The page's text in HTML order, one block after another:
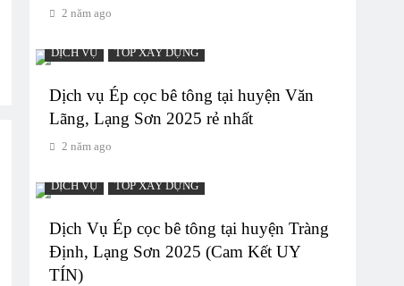
2 năm ago
DỊCH VỤ TOP XÂY DỰNG
Dịch vụ Ép cọc bê tông tại huyện Văn
Lãng, Lạng Sơn 2025 rẻ nhất
2 năm ago
DỊCH VỤ TOP XÂY DỰNG
Dịch Vụ Ép cọc bê tông tại huyện Tràng
Định, Lạng Sơn 2025 (Cam Kết UY
TÍN)